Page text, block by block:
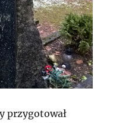
przygotował